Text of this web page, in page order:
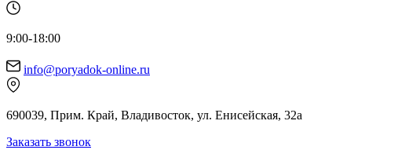
9:00-18:00
info@poryadok-online.ru
690039, Прим. Край, Владивосток, ул. Енисейская, 32а
Заказать звонок